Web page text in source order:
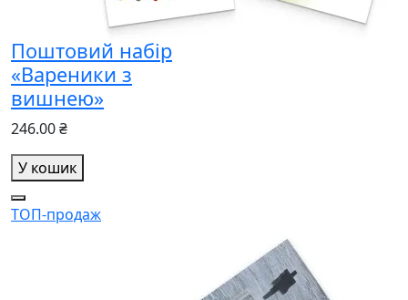
Поштовий набір
«Вареники з
вишнею»
246.00 ₴
У кошик
ТОП-продаж